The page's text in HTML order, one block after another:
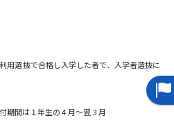
調べる
実施プログラムから探す
用選抜で合格し入学した者で、入学者選抜に
間は１年生の４月～翌３月